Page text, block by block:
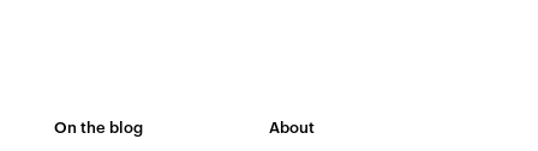
On the blog About